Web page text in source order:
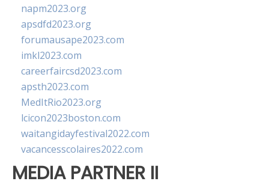
napm2023.org
apsdfd2023.org
forumausape2023.com
imkl2023.com
careerfaircsd2023.com
apsth2023.com
MedItRio2023.org
lcicon2023boston.com
waitangidayfestival2022.com
vacancesscolaires2022.com
MEDIA PARTNER II